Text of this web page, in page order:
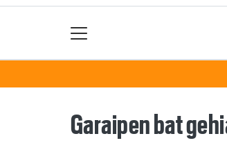
Garaipen bat